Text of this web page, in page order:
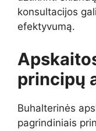
konsultacijos
efektyvumą.
principų
Buhalterinės
pagrindiniais